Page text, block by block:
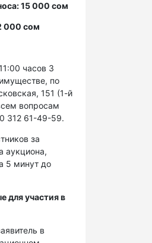
15 000 сом
000 сом
часов 3
по
151 (1-й
вопросам
312 61-49-59.
за
аукциона,
5 минут до
для участия в
в